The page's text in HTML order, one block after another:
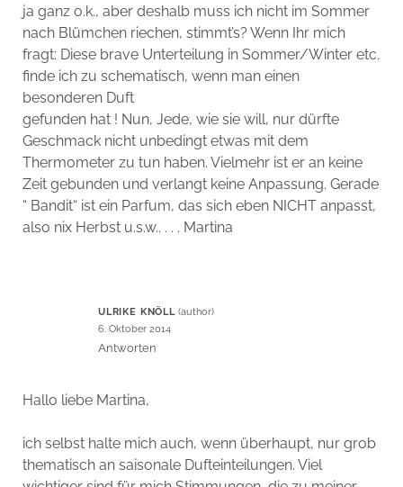
ja ganz o.k., aber deshalb muss ich nicht im Sommer
nach Blümchen riechen, stimmt’s? Wenn Ihr mich
fragt: Diese brave Unterteilung in Sommer/Winter etc.
finde ich zu schematisch, wenn man einen
besonderen Duft
gefunden hat ! Nun, Jede, wie sie will, nur dürfte
Geschmack nicht unbedingt etwas mit dem
Thermometer zu tun haben. Vielmehr ist er an keine
Zeit gebunden und verlangt keine Anpassung. Gerade
“ Bandit“ ist ein Parfum, das sich eben NICHT anpasst,
also nix Herbst u.s.w.. . . . Martina
ULRIKE KNÖLL
6. Oktober 2014
Antworten
Hallo liebe Martina,
ich selbst halte mich auch, wenn überhaupt, nur grob
thematisch an saisonale Dufteinteilungen. Viel